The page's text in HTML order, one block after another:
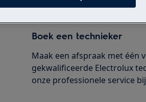
Boek een technieker
Maak een afspraak met één
gekwalificeerde Electrolux
onze professionele service